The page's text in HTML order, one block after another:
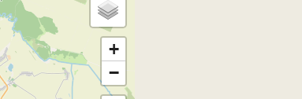
+
−